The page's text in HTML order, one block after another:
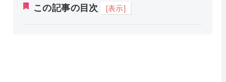
この記事の目次 [表示]